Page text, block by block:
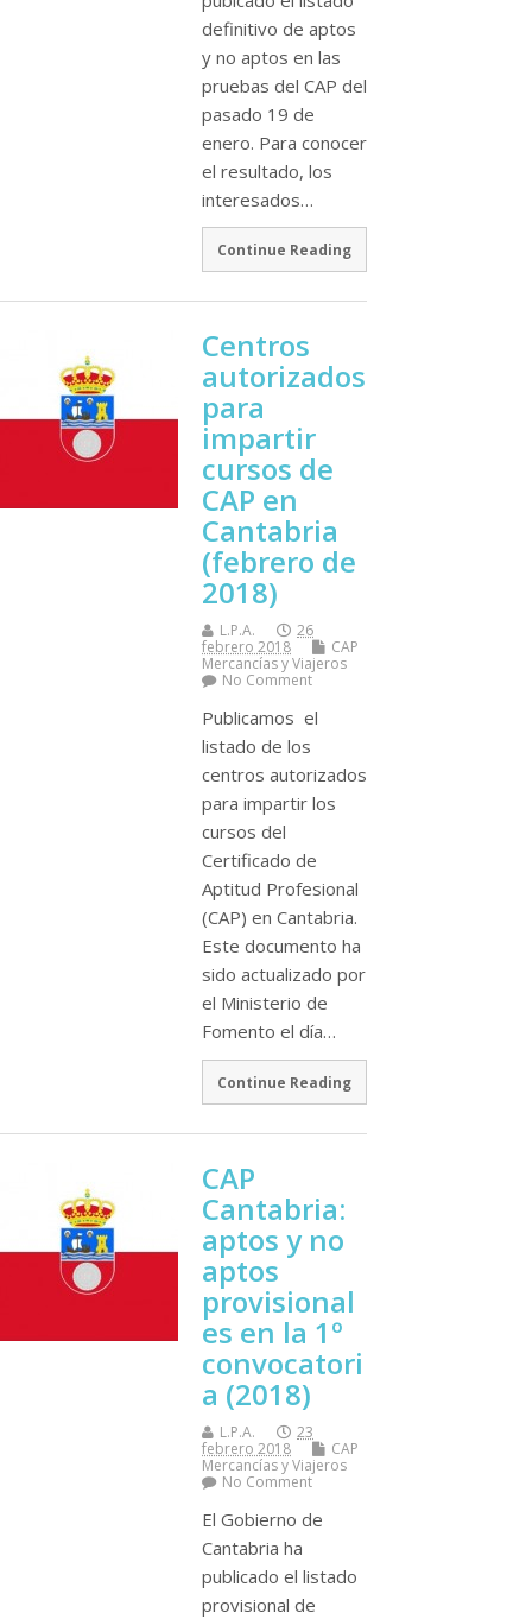
definitivo de aptos
y no aptos en las
pruebas del CAP del
pasado 19 de
enero. Para conocer
el resultado, los
interesados…
Continue Reading
Centros
autorizados
para
impartir
cursos de
CAP en
Cantabria
(febrero de
2018)
L.P.A.
26
febrero 2018
CAP
Mercancí­as y Viajeros
No Comment
Publicamos el
listado de los
centros autorizados
para impartir los
cursos del
Certificado de
Aptitud Profesional
(CAP) en Cantabria.
Este documento ha
sido actualizado por
el Ministerio de
Fomento el dí­a…
Continue Reading
CAP
Cantabria:
aptos y no
aptos
provisional
es en la 1º
convocatori
a (2018)
L.P.A.
23
febrero 2018
CAP
Mercancí­as y Viajeros
No Comment
El Gobierno de
Cantabria ha
publicado el listado
provisional de